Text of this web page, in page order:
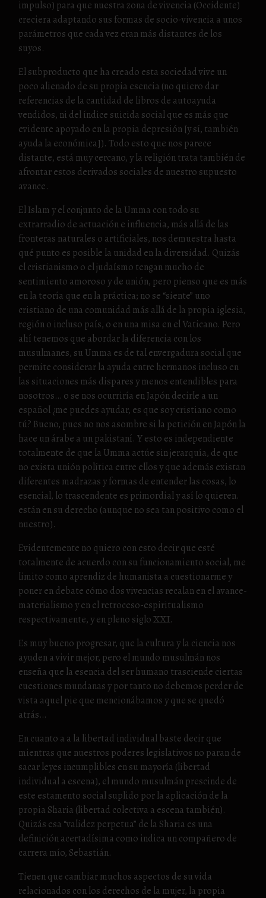
impulso) para que nuestra zona de vivencia (Occidente)
creciera adaptando sus formas de socio-vivencia a unos
parámetros que cada vez eran más distantes de los
suyos.
El subproducto que ha creado esta sociedad vive un
poco alienado de su propia esencia (no quiero dar
referencias de la cantidad de libros de autoayuda
vendidos, ni del índice suicida social que es más que
evidente apoyado en la propia depresión [y sí, también
ayuda la económica]). Todo esto que nos parece
distante, está muy cercano, y la religión trata también de
afrontar estos derivados sociales de nuestro supuesto
avance.
El Islam y el conjunto de la Umma con todo su
extrarradio de actuación e influencia, más allá de las
fronteras naturales o artificiales, nos demuestra hasta
qué punto es posible la unidad en la diversidad. Quizás
el cristianismo o el judaísmo tengan mucho de
sentimiento amoroso y de unión, pero pienso que es más
en la teoría que en la práctica; no se “siente” uno
cristiano de una comunidad más allá de la propia iglesia,
región o incluso país, o en una misa en el Vaticano. Pero
ahí tenemos que abordar la diferencia con los
musulmanes, su Umma es de tal envergadura social que
permite considerar la ayuda entre hermanos incluso en
las situaciones más dispares y menos entendibles para
nosotros… o se nos ocurriría en Japón decirle a un
español ¿me puedes ayudar, es que soy cristiano como
tú? Bueno, pues no nos asombre si la petición en Japón la
hace un árabe a un pakistaní. Y esto es independiente
totalmente de que la Umma actúe sin jerarquía, de que
no exista unión política entre ellos y que además existan
diferentes madrazas y formas de entender las cosas, lo
esencial, lo trascendente es primordial y así lo quieren.
están en su derecho (aunque no sea tan positivo como el
nuestro).
Evidentemente no quiero con esto decir que esté
totalmente de acuerdo con su funcionamiento social, me
limito como aprendiz de humanista a cuestionarme y
poner en debate cómo dos vivencias recalan en el avance-
materialismo y en el retroceso-espiritualismo
respectivamente, y en pleno siglo XXI.
Es muy bueno progresar, que la cultura y la ciencia nos
ayuden a vivir mejor, pero el mundo musulmán nos
enseña que la esencia del ser humano trasciende ciertas
cuestiones mundanas y por tanto no debemos perder de
vista aquel pie que mencionábamos y que se quedó
atrás…
En cuanto a a la libertad individual baste decir que
mientras que nuestros poderes legislativos no paran de
sacar leyes incumplibles en su mayoría (libertad
individual a escena), el mundo musulmán prescinde de
este estamento social suplido por la aplicación de la
propia Sharia (libertad colectiva a escena también).
Quizás esa “validez perpetua” de la Sharia es una
definición acertadísima como indica un compañero de
carrera mío, Sebastián.
Tienen que cambiar muchos aspectos de su vida
relacionados con los derechos de la mujer, la propia